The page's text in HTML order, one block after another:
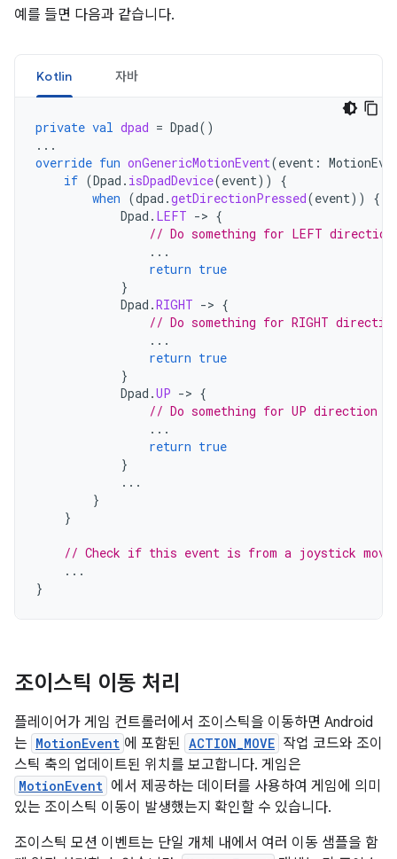
예를 들면 다음과 같습니다.
Kotlin 자바
private val dpad = Dpad()
...
override fun onGenericMotionEvent(event :
if (Dpad . isDpadDevice(event))
{
when (dpad .getDirectionPressed(event))
{
Dpad . LEFT -> {
// Do something for LEFT direction
...
return true
}
Dpad .RIGHT -> {
// Do something for RIGHT
...
return true
}
Dpad .UP -> {
// Do something for UP direction
...
return true
}
...
}
}
// Check if this event is from a joystick
...
}
조이스틱 이동 처리
플레이어가 게임 컨트롤러에서 조이스틱을 이동하면 Android
는 MotionEvent 에 포함된 ACTION_MOVE 작업 코드와 조이
스틱 축의 업데이트된 위치를 보고합니다. 게임은
MotionEvent 에서 제공하는 데이터를 사용하여 게임에 의미
있는 조이스틱 이동이 발생했는지 확인할 수 있습니다.
조이스틱 모션 이벤트는 단일 개체 내에서 여러 이동 샘플을 함